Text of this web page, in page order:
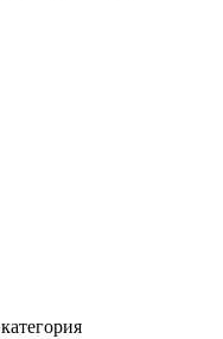
категория